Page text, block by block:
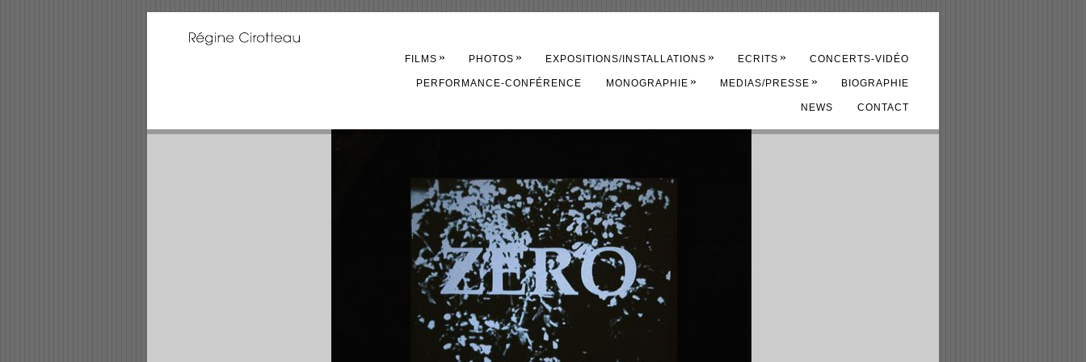
FILMS » PHOTOS » EXPOSITIONS/INSTALLATIONS » ECRITS » CONCERTS-VIDÉO
PERFORMANCE-CONFÉRENCE MONOGRAPHIE » MEDIAS/PRESSE » BIOGRAPHIE
NEWS CONTACT